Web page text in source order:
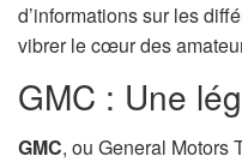
d’informations sur les
vibrer le cœur des
GMC : Une
GMC, ou General Motors